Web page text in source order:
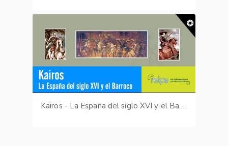
Kairos - La España del siglo XVI y el Barroco